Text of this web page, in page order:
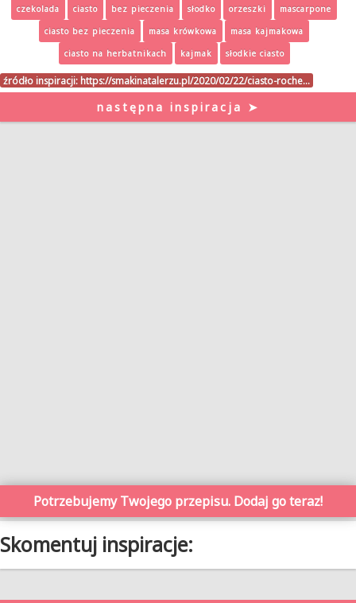
czekolada ciasto bez pieczenia słodko orzeszki
mascarpone
ciasto bez pieczenia
masa krówkowa
masa kajmakowa
ciasto na herbatnikach
kajmak słodkie ciasto
źródło inspiracji: https://smakinatalerzu.pl/2020/02/22/ciasto-roche…
następna inspiracja ➤
Potrzebujemy Twojego przepisu. Dodaj go teraz!
Skomentuj inspiracje: